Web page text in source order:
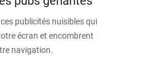
publicités nuisibles qui
écran et encombrent
navigation.